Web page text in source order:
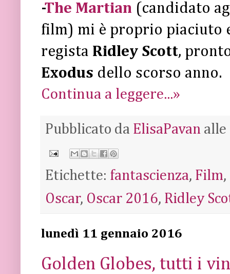
-The Martian (candidato
film) mi è proprio piaciuto
regista Ridley Scott,
Exodus dello scorso anno.
Continua a leggere...»
Pubblicato da ElisaPavan alle
Etichette: fantascienza, Film,
Oscar, Oscar 2016, Ridley
lunedì 11 gennaio 2016
Golden Globes, tutti i